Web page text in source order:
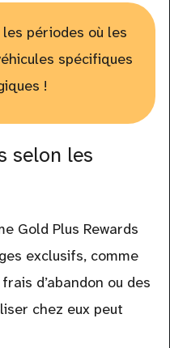
périodes où les
spécifiques
!
selon les
Gold Plus Rewards
exclusifs, comme
d’abandon ou des
chez eux peut